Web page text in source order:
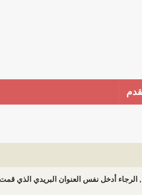
أدخل نفس العنوان البريدي الذي قمت